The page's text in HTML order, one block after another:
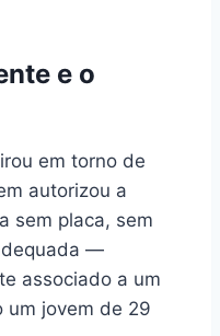
e o
em torno de
autorizou a
sem placa, sem
—
associado a um
um jovem de 29